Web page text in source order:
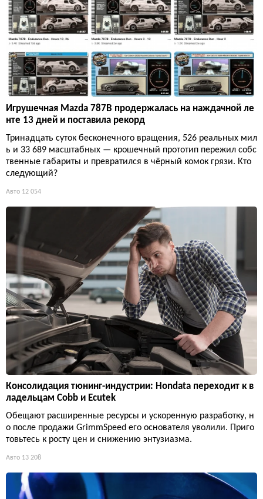
Игрушечная Mazda 787B продержалась на наждачной ле
нте 13 дней и поставила рекорд
Тринадцать суток бесконечного вращения, 526 реальных мил
ь и 33 689 масштабных — крошечный прототип пережил собс
твенные габариты и превратился в чёрный комок грязи. Кто
следующий?
Авто 12 054
Консолидация тюнинг-индустрии: Hondata переходит к в
ладельцам Cobb и Ecutek
Обещают расширенные ресурсы и ускоренную разработку, н
о после продажи GrimmSpeed его основателя уволили. Приго
товьтесь к росту цен и снижению энтузиазма.
Авто 13 208